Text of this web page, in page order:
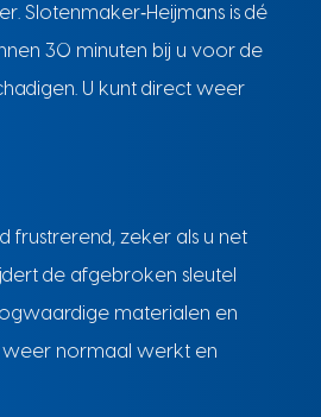
Slotenmaker‑Heijmans is dé
30 minuten bij u voor de
U kunt direct weer
frustrerend, zeker als u net
de afgebroken sleutel
materialen en
weer normaal werkt en